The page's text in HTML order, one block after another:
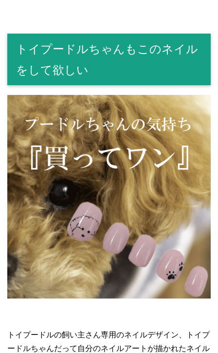
トイプードルちゃんもこのネイル
をして欲しい
トイプードルの飼い主さん専用のネイルデザイン、トイプ
ードルちゃんだって自分のネイルアートが描かれたネイル